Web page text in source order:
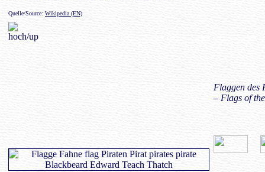
Quelle/Source: Wikipedia (EN)
Flaggen des
– Flags of